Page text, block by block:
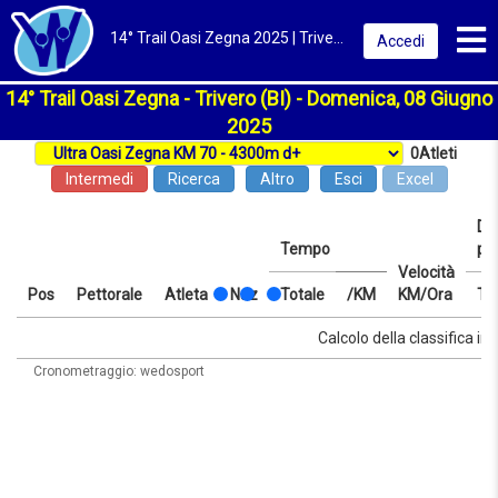
Accedi
14° Trail Oasi Zegna - Trivero (BI) - Domenica, 08 Giugno
2025
0Atleti
Intermedi
Ricerca Altro Esci Excel
Pos Pettorale Atleta Naz
Tempo
Velocità
KM/Ora
Totale /KM
Tempo
Velocità
Totale /KM
Calcolo della classifica in
Cronometraggio: wedosport